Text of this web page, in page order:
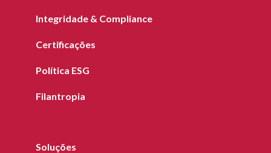
Integridade & Compliance
Certificações
Política ESG
Filantropia
Soluções